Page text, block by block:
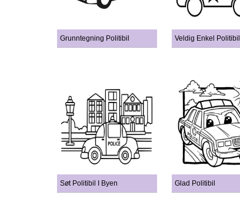
Grunntegning Politibil Veldig Enkel Politibil
Søt Politibil I Byen Glad Politibil